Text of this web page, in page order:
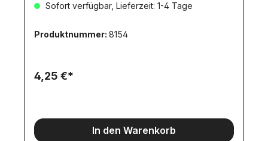
Sofort verfügbar, Lieferzeit: 1-4 Tage
Produktnummer: 8154
4,25 €*
In den Warenkorb